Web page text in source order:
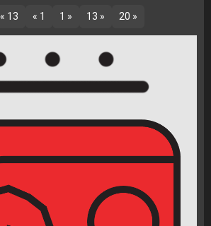
« 13 « 1 1 » 13 » 20 »